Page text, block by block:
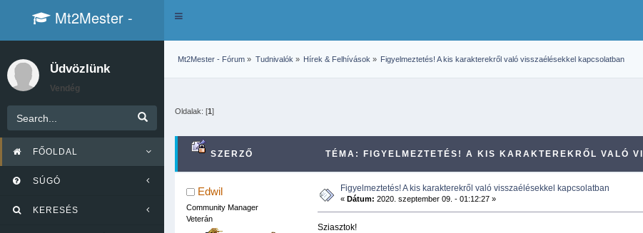
Mt2Mester -
Toggle
Üdvözlünk
Vendég
FŐOLDAL
SÚGÓ
KERESÉS
Mt2Mester - Fórum » Tudnivalók » Hírek & Felhívások » Figyelmeztetés! A kis karakterekről való visszaélésekkel kapcsolatban
Oldalak: [1]
SZERZŐ TÉMA: FIGYELMEZTETÉS! A KIS KARAKTEREKRŐL VALÓ
28924 ALKALOMMAL)
Edwil
Community Manager
Veterán
Figyelmeztetés! A kis karakterekről való visszaélésekkel kapcsolatban
« Dátum: 2020. szeptember 09. - 01:12:27 »
Sziasztok!